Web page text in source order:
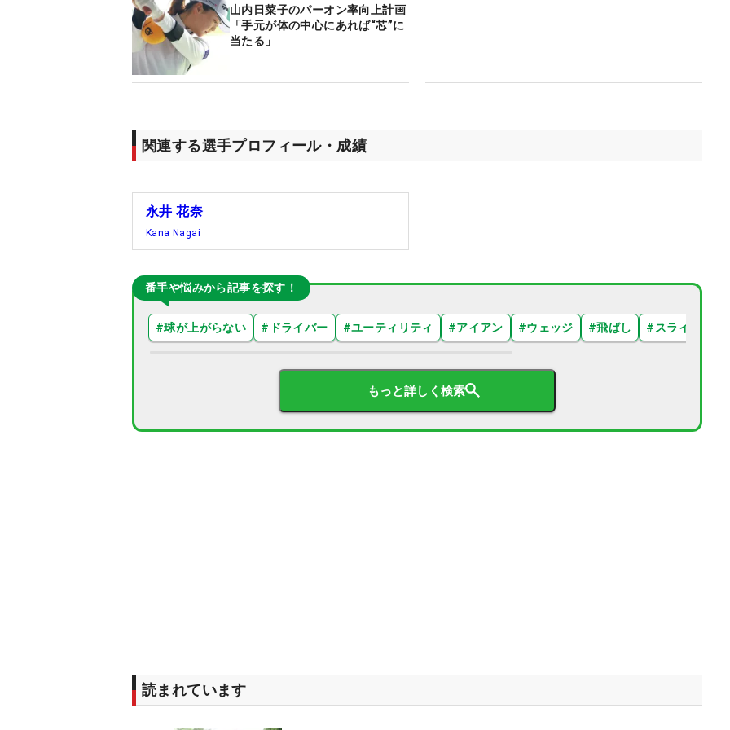
山内日菜子のパーオン率向上計画
「手元が体の中心にあれば“芯”に
当たる」
関連する選手プロフィール・成績
永井 花奈
Kana Nagai
番手や悩みから記事を探す！
#球が上がらない # ドライバー #ユーティリティ #アイアン #ウェッジ #飛ばし # スライス
もっと詳しく検索
読まれています